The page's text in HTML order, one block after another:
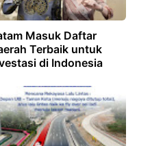
Masuk Daftar
Terbaik untuk
di Indonesia